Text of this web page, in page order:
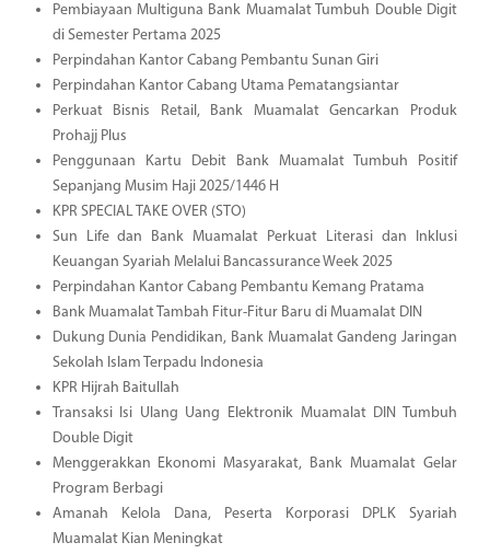
Pembiayaan Multiguna Bank Muamalat Tumbuh Double Digit
di Semester Pertama 2025
Perpindahan Kantor Cabang Pembantu Sunan Giri
Perpindahan Kantor Cabang Utama Pematangsiantar
Perkuat Bisnis Retail, Bank Muamalat Gencarkan Produk
Prohajj Plus
Penggunaan Kartu Debit Bank Muamalat Tumbuh Positif
Sepanjang Musim Haji 2025/1446 H
KPR SPECIAL TAKE OVER (STO)
Sun Life dan Bank Muamalat Perkuat Literasi dan Inklusi
Keuangan Syariah Melalui Bancassurance Week 2025
Perpindahan Kantor Cabang Pembantu Kemang Pratama
Bank Muamalat Tambah Fitur-Fitur Baru di Muamalat DIN
Dukung Dunia Pendidikan, Bank Muamalat Gandeng Jaringan
Sekolah Islam Terpadu Indonesia
KPR Hijrah Baitullah
Transaksi Isi Ulang Uang Elektronik Muamalat DIN Tumbuh
Double Digit
Menggerakkan Ekonomi Masyarakat, Bank Muamalat Gelar
Program Berbagi
Amanah Kelola Dana, Peserta Korporasi DPLK Syariah
Muamalat Kian Meningkat